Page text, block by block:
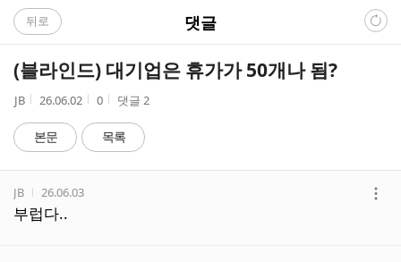
C
A
댓글
뒤로
(블라인드) 대기업은 휴가가 50개나 됨?
작
자
JB
작
시
간
26.06.02
조
수
0 댓글 2
본문 목록
작성자
JB 작성시간
26.06.03
부럽다..